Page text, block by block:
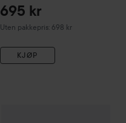
695 kr
Uten pakkepris: 698 kr
KJØP